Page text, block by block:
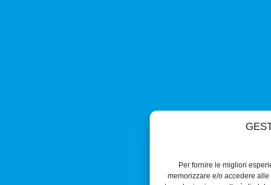
Per fornire le migliori
memorizzare e/o accedere